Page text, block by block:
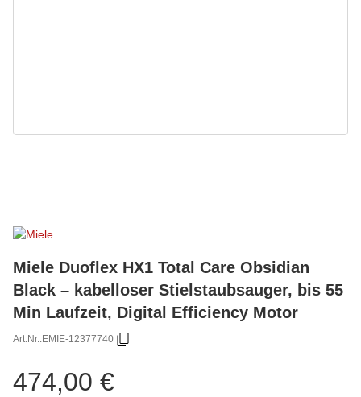
Miele Duoflex HX1 Total Care Obsidian
Black – kabelloser Stielstaubsauger, bis 55
Min Laufzeit, Digital Efficiency Motor
Art.Nr.:EMIE-12377740
474,00 €